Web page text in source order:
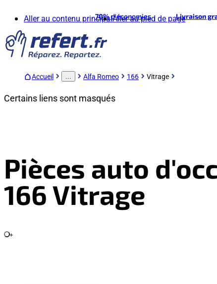
Aller au contenu principalAller au pied de page
70%d'économies Livraison
Accueil ... Alfa Romeo 166 Vitrage
Certains liens sont masqués
Pièces auto
166 Vitrage
+